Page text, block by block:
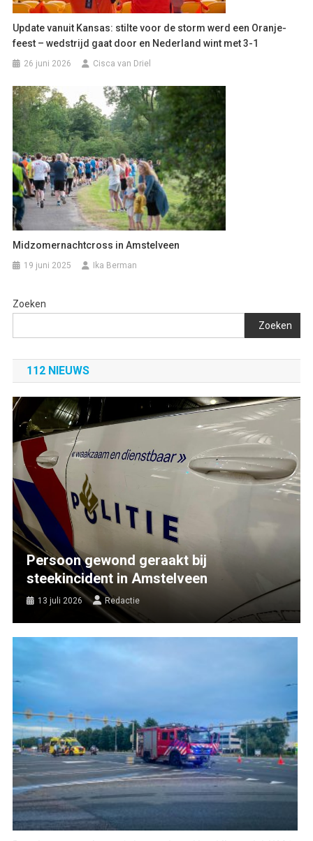
Update vanuit Kansas: stilte voor de storm werd een Oranje-
feest – wedstrijd gaat door en Nederland wint met 3-1
26 juni 2026 Cisca van Driel
Midzomernachtcross in Amstelveen
19 juni 2025 Ika Berman
Zoeken
Zoeken
112 NIEUWS
Persoon gewond geraakt bij
steekincident in Amstelveen
13 juli 2026 Redactie